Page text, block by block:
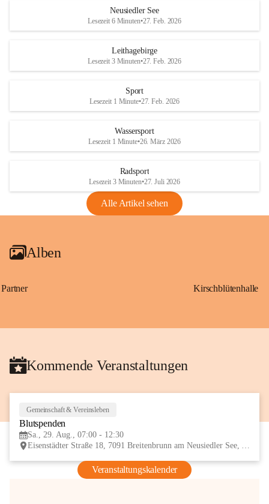
S
und den daraus folgenden wirtschaftlichen
Maßnahmen zur Bekämpfung
Rebe und der Amerikanischen
Anhang VBl. EU Nr. 18
1 Seite•1,4 MB
VBl. EU Nr. 18_2026
r
S
Neusiedler See
Lesezeit 6 Minuten•27. Feb. 2026
Leithagebirge
Lesezeit 3 Minuten•27. Feb. 2026
Sport
Lesezeit 1 Minute•27. Feb. 2026
Wassersport
Lesezeit 1 Minute•26. März 2026
Radsport
Lesezeit 3 Minuten•27. Juli 2026
Alle Artikel sehen
Alben
Partner Kirschblütenhalle
Kommende Veranstaltungen
Gemeinschaft & Vereinsleben
Blutspenden
Sa., 29. Aug., 07:00 - 12:30
Eisenstädter Straße 18, 7091 Breitenbrunn am Neusiedler See, AUT
Veranstaltungskalender